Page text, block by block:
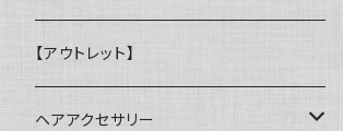
【アウトレット】
ヘアアクセサリー